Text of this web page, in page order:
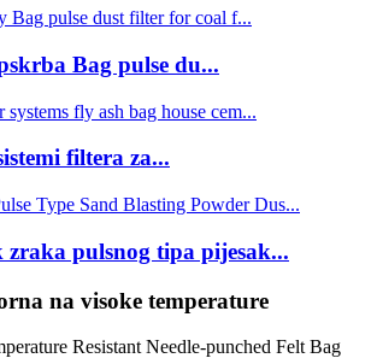
Bag pulse du...
filtera za...
pulsnog tipa pijesak...
na visoke temperature